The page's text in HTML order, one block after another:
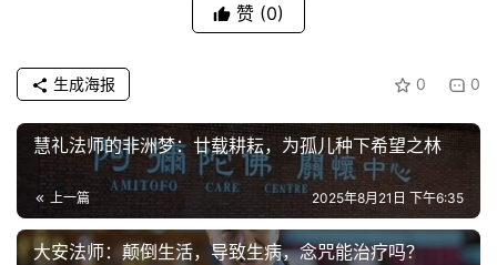
赞 (0)
0 0
生成海报
慧礼法师的非洲梦：廿载耕耘，为孤儿种下希望之林
上一篇 2025年8月21日 下午6:35
大安法师：颠倒生活，导致生病，念咒能治疗吗？